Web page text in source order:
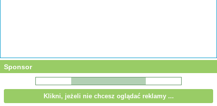
Sponsor
Klikni, jeżeli nie chcesz oglądać reklamy ...